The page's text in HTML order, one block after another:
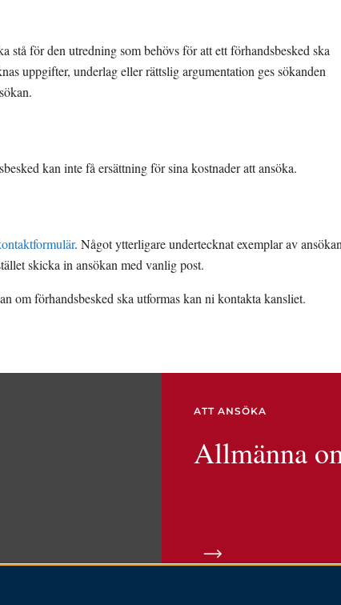
stå för den utredning som behövs för att ett förhandsbesked ska
uppgifter, underlag eller rättslig argumentation ges sökanden
kan inte få ersättning för sina kostnader att ansöka.
. Något ytterligare undertecknat exemplar av
skicka in ansökan med vanlig post.
om förhandsbesked ska utformas kan ni kontakta kansliet.
ATT ANSÖKA
Allmänna